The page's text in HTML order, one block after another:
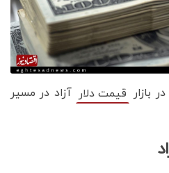
بازار قیمت دلار آزاد در مسیر